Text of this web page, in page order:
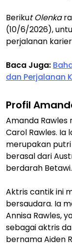
Berikut Olenka
(10/6/2026),
perjalanan
Baca Juga:
dan Perjalanan
Profil
Amanda
Carol Rawles. Ia
merupakan putri
berasal dari
berdarah Betawi.
Aktris cantik ini
bersaudara. Ia
Annisa Rawles,
sebagai aktris
bernama Aiden